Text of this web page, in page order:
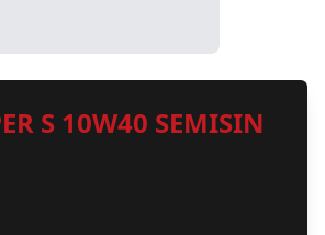
S 10W40 SEMISIN